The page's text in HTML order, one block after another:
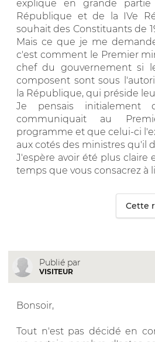
explique en grande
République et de la IVe
souhait des Constituants de
Mais ce que je me
c'est comment le Premier
chef du gouvernement si
composent sont sous
la République, qui préside leur
Je pensais initialement
communiquait au
programme et que celui-ci
aux cotés des ministres qu'il
J'espère avoir été plus claire
temps que vous consacrez à
Cette
Publié par
VISITEUR
Bonsoir,
Tout n'est pas décidé en